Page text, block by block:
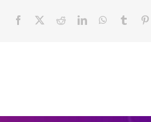
Facebook
TwitterRedditLinkedInWhatsApp
Tumblr